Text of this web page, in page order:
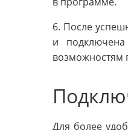
6. После
и
возможностям
Для более